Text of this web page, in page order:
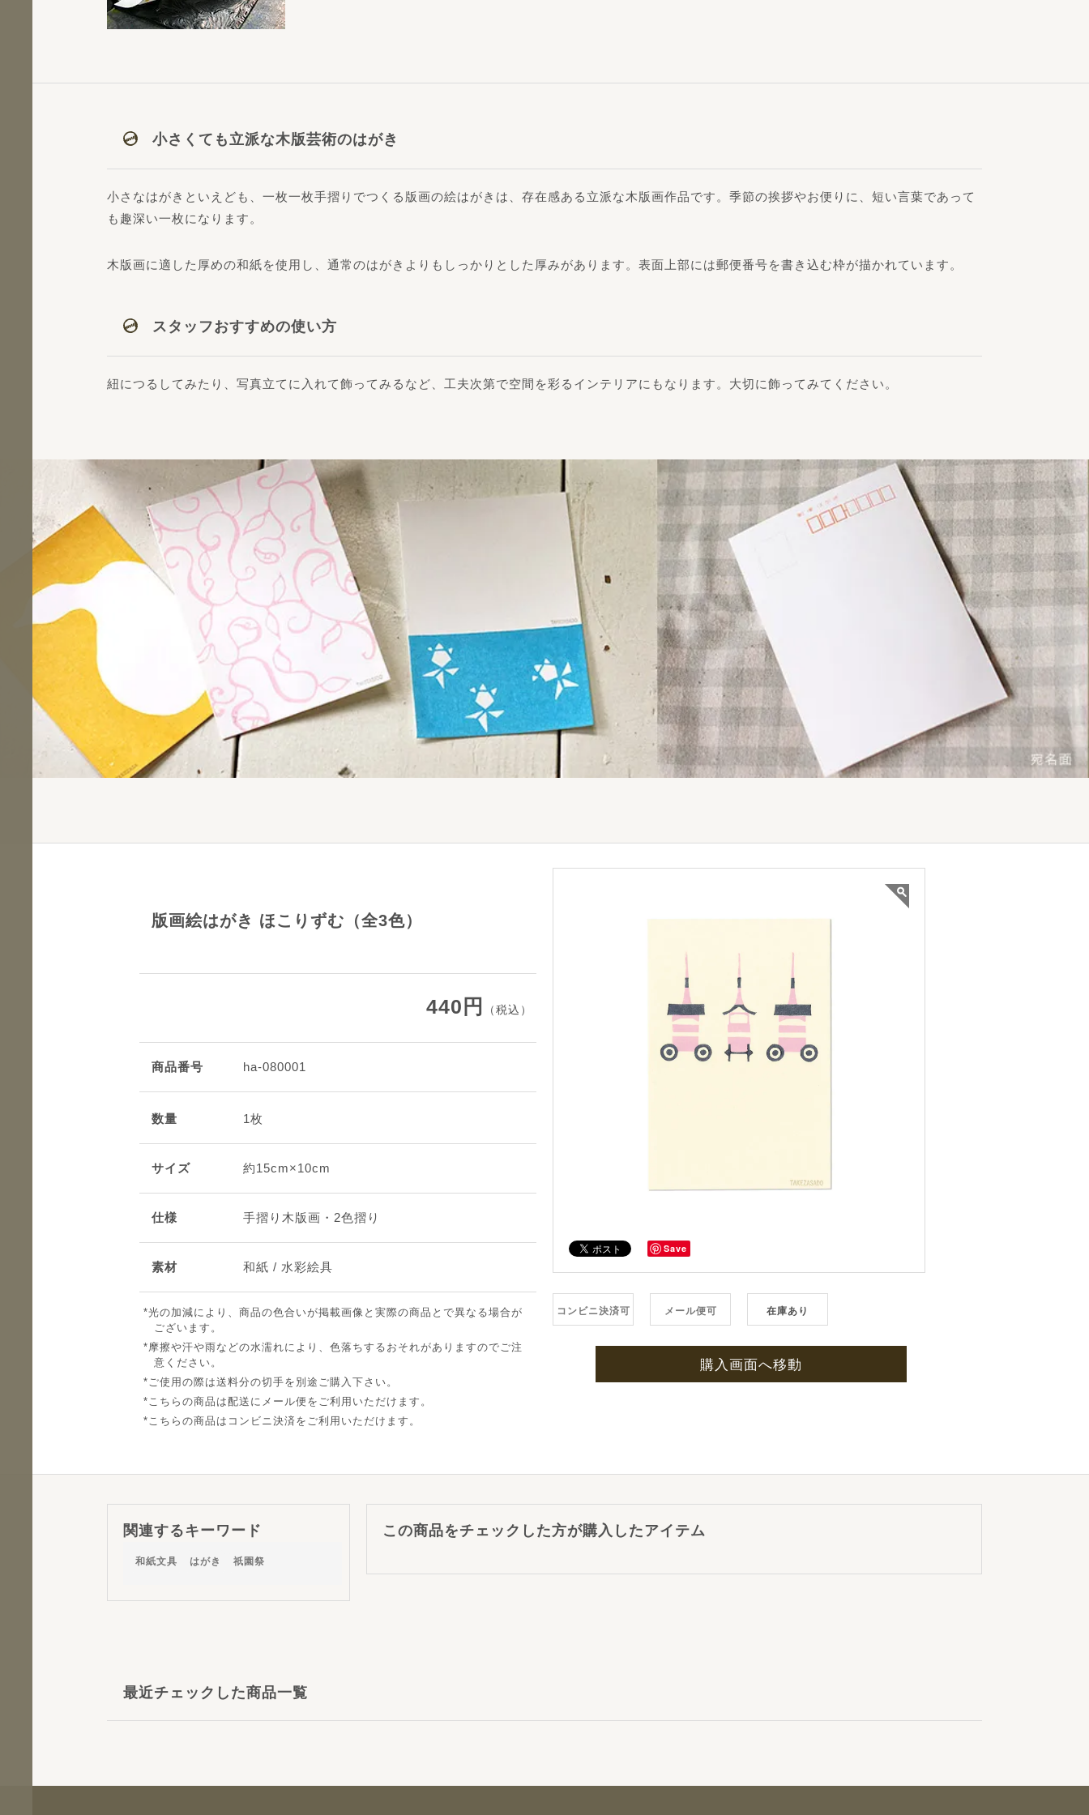
小さくても立派な木版芸術のはがき
小さなはがきといえども、一枚一枚手摺りでつくる版画の絵はがきは、存在感ある立派な木版画作品です。季節の挨拶やお便りに、短い言葉であって
も趣深い一枚になります。
木版画に適した厚めの和紙を使用し、通常のはがきよりもしっかりとした厚みがあります。表面上部には郵便番号を書き込む枠が描かれています。
スタッフおすすめの使い方
紐につるしてみたり、写真立てに入れて飾ってみるなど、工夫次第で空間を彩るインテリアにもなります。大切に飾ってみてください。
数量 1枚
サイズ 約15cm×10cm
仕様 手摺り木版画・2色摺り
素材 和紙 / 水彩絵具
光の加減により、商品の色合いが掲載画像と実際の商品とで異なる場合が
ございます。
摩擦や汗や雨などの水濡れにより、色落ちするおそれがありますのでご注
意ください。
ご使用の際は送料分の切手を別途ご購入下さい。
こちらの商品は配送にメール便をご利用いただけます。
こちらの商品はコンビニ決済をご利用いただけます。
版画絵はがき ほこりずむ（全3色）
440円 （税込）
商品番号 ha-080001
Save
コンビニ決済可 メール便可 在庫あり
購入画面へ移動
関連するキーワード
和紙文具 はがき 祇園祭
この商品をチェックした方が購入したアイテム
最近チェックした商品一覧